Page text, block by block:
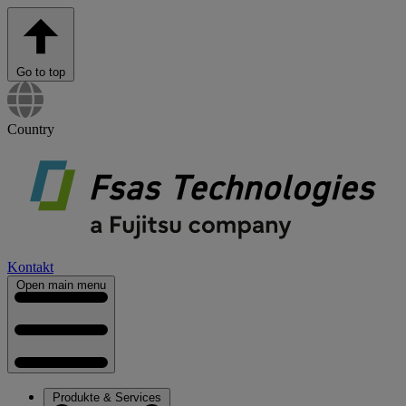
Go to top
Country
Kontakt
Open main menu
Produkte & Services